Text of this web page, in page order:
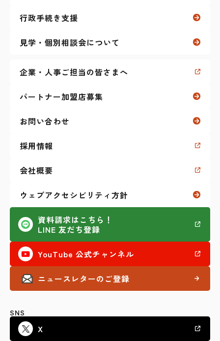
ティーンズ（放課後等デイサービス）
マイナーリーグ（障害者雇用 求人サイト）
その他（セミナーなど）
行政手続き支援
見学・個別相談会について
企業・人事ご担当の皆さまへ
パートナー加盟店募集
お問い合わせ
採用情報
会社概要
ウェブアクセシビリティ方針
資料請求はこちら！
LINE 友だち登録
YouTube 公式チャンネル
ニュースレターのご登録
SNS
X